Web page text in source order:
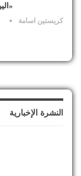
كريستين اسامة
النشرة الإخبارية